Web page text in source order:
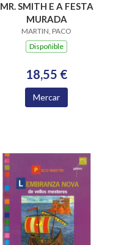
MR. SMITH E A FESTA
MURADA
MARTIN, PACO
Dispoñible
18,55 €
Mercar